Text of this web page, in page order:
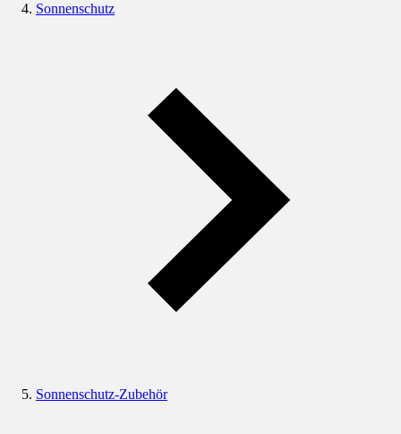
Sonnenschutz
Sonnenschutz-Zubehör